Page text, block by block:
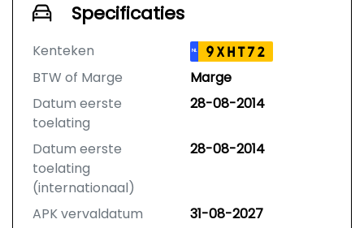
Specificaties
Kenteken NL 9XHT72
BTW of Marge
Marge
Datum eerste
toelating
28-08-2014
Datum eerste
toelating
(internationaal)
28-08-2014
APK vervaldatum
31-08-2027